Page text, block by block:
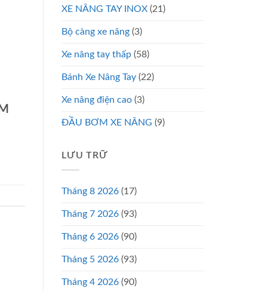
XE NÂNG TAY INOX (21)
Bộ càng xe nâng (3)
Xe nâng tay thấp (58)
Bánh Xe Nâng Tay (22)
Xe nâng điện cao (3)
ĐẦU BƠM XE NÂNG (9)
LƯU TRỮ
Tháng 8 2026 (17)
Tháng 7 2026 (93)
Tháng 6 2026 (90)
Tháng 5 2026 (93)
Tháng 4 2026 (90)